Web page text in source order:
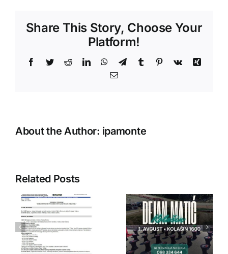
terorističkim
aktivnostima
Share This Story, Choose Your
Platform!
Facebook
TwitterRedditLinkedInWhatsApp
TelegramTumblr Pinterest
Vk
Xing
Email
About the Author: ipamonte
Related Posts
IPA Crna
Gora
IPA Crna
Gora